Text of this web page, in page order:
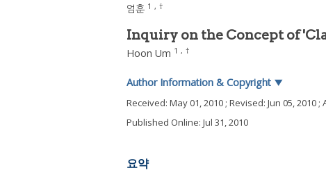
엄훈 1 , †
Inquiry on the Concept of
Hoon Um 1 , †
Author Information & Copyright ▼
Received: May 01, 2010 ; Revised: Jun 05, 2010 ;
Published Online: Jul 31, 2010
요약